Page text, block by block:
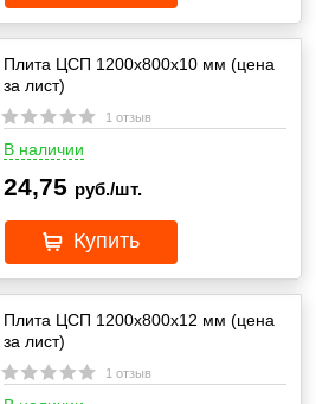
Плита ЦСП 1200х800х10 мм (цена
за лист)
1 отзыв
В наличии
24,75 руб./шт.
Купить
Плита ЦСП 1200х800х12 мм (цена
за лист)
1 отзыв